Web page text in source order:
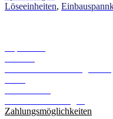
Löseeinheiten,
Zahlungsmöglichkeiten